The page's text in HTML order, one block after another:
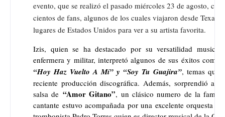
evento, que se realizó el pasado miércoles 23 de agosto,
cientos de fans, algunos de los cuales viajaron desde Texas,
lugares de Estados Unidos para ver a su artista favorita.
Izis, quien se ha destacado por su versatilidad
enfermera y militar, interpretó algunos de sus éxitos como
“Hoy Haz Vuelto A Mí” y “Soy Tu Guajira”, temas que
reciente producción discográfica. Además, sorprendió al
salsa de “Amor Gitano”, un clásico numero de la
cantante estuvo acompañada por una excelente orquesta